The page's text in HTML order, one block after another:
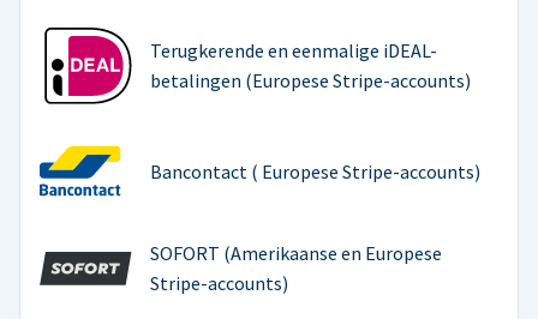
Terugkerende en eenmalige iDEAL-
betalingen (Europese Stripe-accounts)
Bancontact ( Europese Stripe-accounts)
SOFORT (Amerikaanse en Europese
Stripe-accounts)